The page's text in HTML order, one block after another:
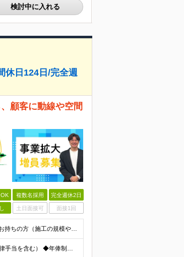
検討中に入れる
休日124日/完全週
顧客に動線や空間
複数名採用 完全週休2日
土日面接可 面接1回
【業界未経験歓迎！20代～40代活躍中】 ◆何かしらの施工管理経験をお持ちの方（施工の規模や年数は不問） ※工務店での経験も大歓迎です！ ※学歴不問 ～このような方にオススメです～ ・ゼロベースで空
＜年棒800万円可能＞ ◆月額：357,142円～571,428円（14分割）（一律手当を含む） ◆年俸制：500万円～800万円 ※年俸額の1/14を毎月支給（残りの2/14は6・12月に賞与支給